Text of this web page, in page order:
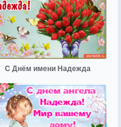
С Днём имени Надежда